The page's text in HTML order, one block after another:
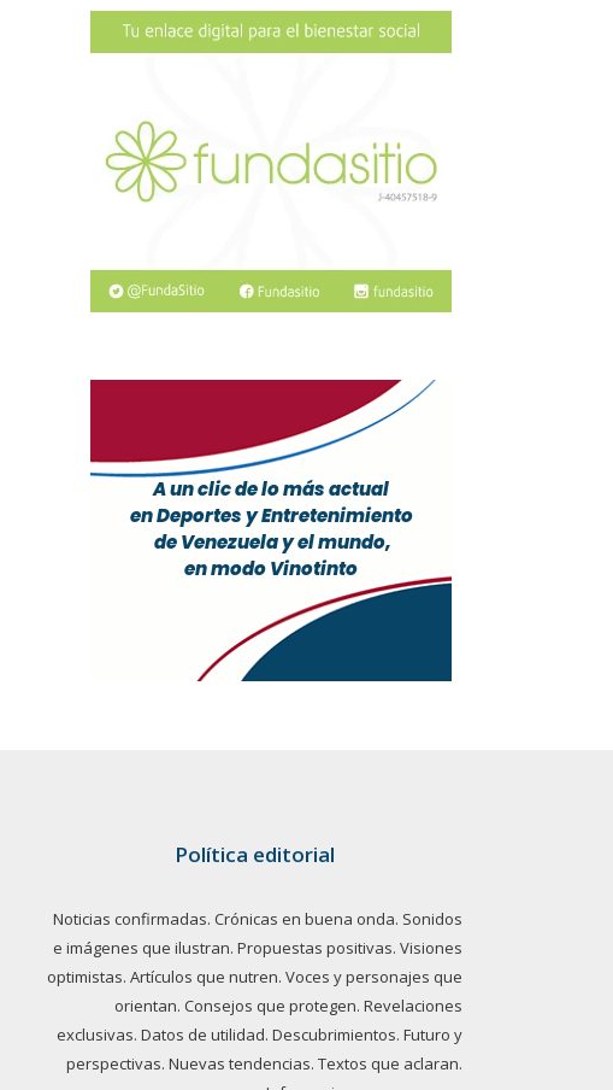
Política editorial
Noticias confirmadas. Crónicas en buena onda. Sonidos
e imágenes que ilustran. Propuestas positivas. Visiones
optimistas. Artículos que nutren. Voces y personajes que
orientan. Consejos que protegen. Revelaciones
exclusivas. Datos de utilidad. Descubrimientos. Futuro y
perspectivas. Nuevas tendencias. Textos que aclaran.